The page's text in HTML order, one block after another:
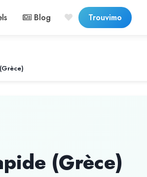
Blog Trouvimo
(Grèce)